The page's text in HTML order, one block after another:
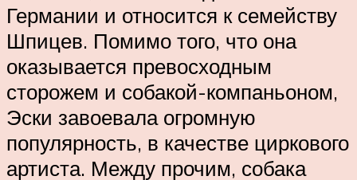
Германии и относится к семейству
Шпицев. Помимо того, что она
оказывается превосходным
сторожем и собакой-компаньоном,
Эски завоевала огромную
популярность, в качестве циркового
артиста. Между прочим, собака